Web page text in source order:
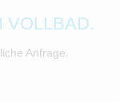
VOLLBAD.
Anfrage.